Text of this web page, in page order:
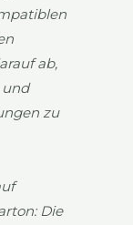
ab,
und
zu
Die